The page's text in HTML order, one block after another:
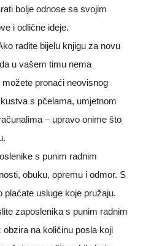
bolje odnose sa svojim
i odlične ideje.
radite bijelu knjigu za novu
u vašem timu nema
pronaći neovisnog
s pčelama, umjetnom
– upravo onime što
s punim radnim
obuku, opremu i odmor. S
plaćate usluge koje pružaju.
zaposlenika s punim radnim
na količinu posla koji